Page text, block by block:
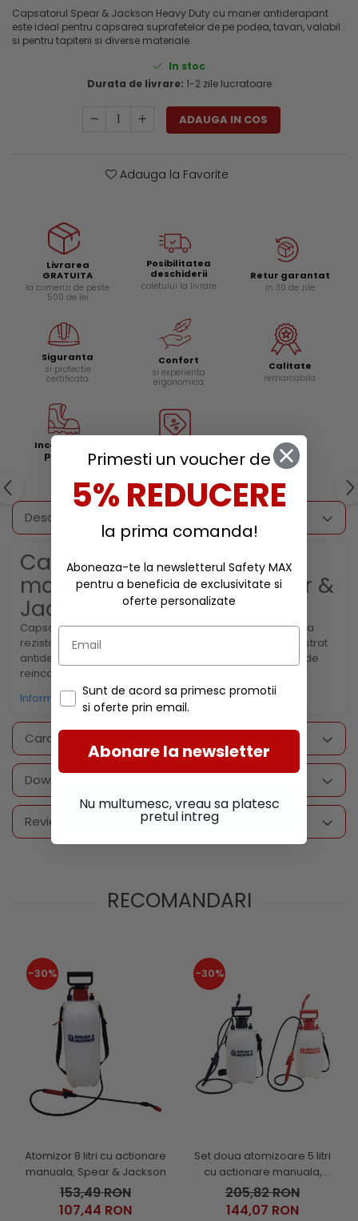
Genti si trolere
Buzunare externe
Echipamente specializate
Echipamente muncitori ferma
Echipamente mulgatori
Echipamente trimeri ongloane
Manusi protectie
Menghine si prese
Capsatorul Spear & Jackson Heavy Duty cu maner antiderapant
este ideal pentru capsarea suprafetelor de pe podea, tavan, valabil
si pentru tapiterii si diverse materiale.
In stoc
Durata de livrare: 1-2 zile lucratoare
ADAUGA IN COS
Adauga la Favorite
Livrarea
GRATUITA
la comenzi de peste
500 de lei
Posibilitatea
deschiderii
coletului la livrare
Retur garantat
in 30 de zile
Siguranta
si protectie
certificata
Confort
si experienta
ergonomica
Calitate
remarcabila
Incaltaminte
protectie
Descriere
Capsator Heavy Duty cu
maner antiderapant, Spear &
Jackson
Capsatorul este realizat din otel finisat cu nichel pentru a
rezista coroziunii si ruginii. Manerul este acoperit cu un strat
antiderapant pentru confortul utilizatorului, iar sistemul de
reincarcare cu capse se face manual.
Informatii conformitate produs
Caracteristici
Download (1)
Review-uri
RECOMANDARI
-30%
Atomizor 8 litri cu actionare
manuala, Spear & Jackson
153,49 RON
107,44 RON
-30%
Set doua atomizoare 5 litri
cu actionare manuala,
Spear & Jackson
205,82 RON
144,07 RON
Primesti un voucher de
5% REDUCERE
la prima comanda!
Aboneaza-te la newsletterul Safety MAX
pentru a beneficia de exclusivitate si
oferte personalizate
Sunt de acord sa primesc promotii
si oferte prin email.
Abonare la newsletter
Nu multumesc, vreau sa platesc
pretul intreg